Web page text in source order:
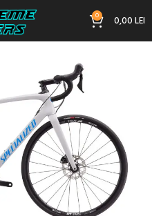
0 0,00LEI